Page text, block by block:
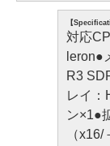
【
対応
leron●
R3
レイ
ン×1●
（